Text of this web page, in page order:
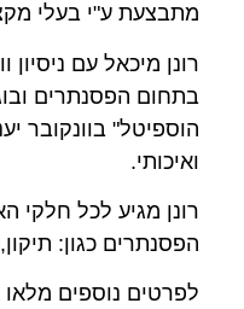
מתבצעת ע"י בעלי
בתחום הפסנתרים
הוספיטל" בוונקובר
ואיכותי.
רונן מגיע לכל חלקי
הפסנתרים כגון:
לפרטים נוספים